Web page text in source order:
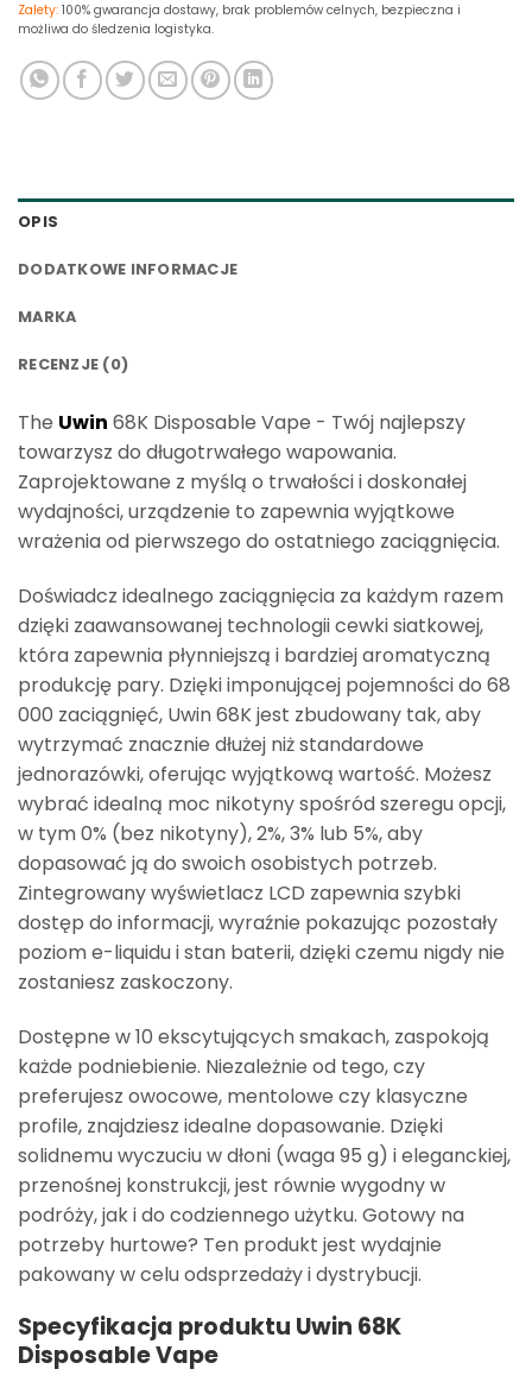
Zalety: 100% gwarancja dostawy, brak problemów celnych, bezpieczna i
możliwa do śledzenia logistyka.
OPIS
DODATKOWE INFORMACJE
MARKA
RECENZJE (0)
The Uwin 68K Disposable Vape - Twój najlepszy
towarzysz do długotrwałego wapowania.
Zaprojektowane z myślą o trwałości i doskonałej
wydajności, urządzenie to zapewnia wyjątkowe
wrażenia od pierwszego do ostatniego zaciągnięcia.
Doświadcz idealnego zaciągnięcia za każdym razem
dzięki zaawansowanej technologii cewki siatkowej,
która zapewnia płynniejszą i bardziej aromatyczną
produkcję pary. Dzięki imponującej pojemności do 68
000 zaciągnięć, Uwin 68K jest zbudowany tak, aby
wytrzymać znacznie dłużej niż standardowe
jednorazówki, oferując wyjątkową wartość. Możesz
wybrać idealną moc nikotyny spośród szeregu opcji,
w tym 0% (bez nikotyny), 2%, 3% lub 5%, aby
dopasować ją do swoich osobistych potrzeb.
Zintegrowany wyświetlacz LCD zapewnia szybki
dostęp do informacji, wyraźnie pokazując pozostały
poziom e-liquidu i stan baterii, dzięki czemu nigdy nie
zostaniesz zaskoczony.
Dostępne w 10 ekscytujących smakach, zaspokoją
każde podniebienie. Niezależnie od tego, czy
preferujesz owocowe, mentolowe czy klasyczne
profile, znajdziesz idealne dopasowanie. Dzięki
solidnemu wyczuciu w dłoni (waga 95 g) i eleganckiej,
przenośnej konstrukcji, jest równie wygodny w
podróży, jak i do codziennego użytku. Gotowy na
potrzeby hurtowe? Ten produkt jest wydajnie
pakowany w celu odsprzedaży i dystrybucji.
Specyfikacja produktu Uwin 68K
Disposable Vape